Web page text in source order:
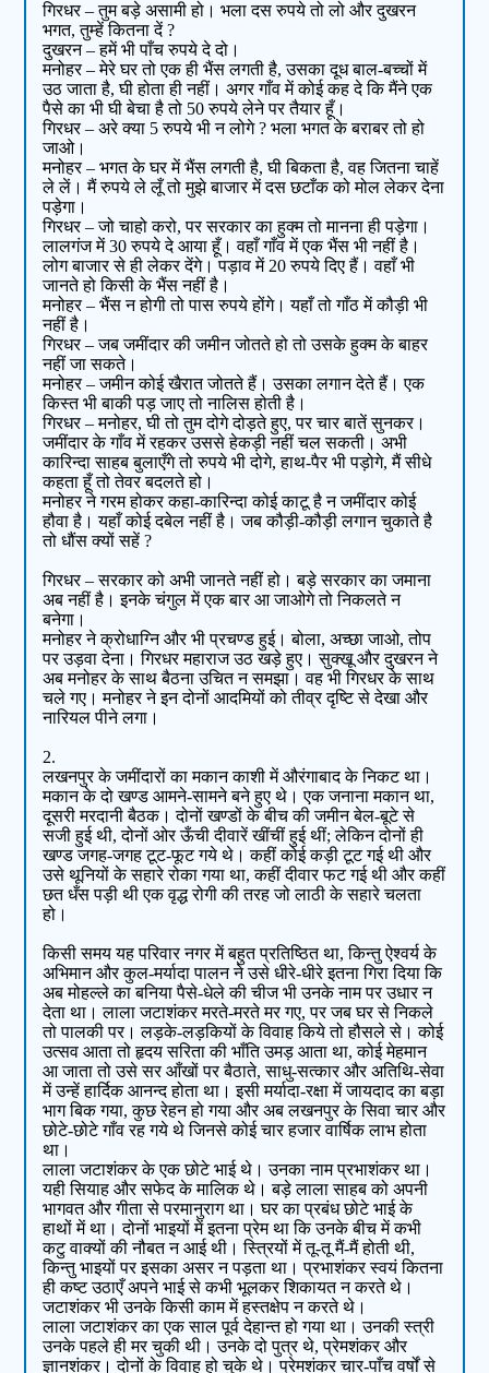
गिरधर – तुम बड़े असामी हो। भला दस रुपये तो लो और दुखरन
भगत, तुम्हें कितना दें ?
दुखरन – हमें भी पाँच रुपये दे दो।
मनोहर – मेरे घर तो एक ही भैंस लगती है, उसका दूध बाल-बच्चों में
उठ जाता है, घी होता ही नहीं। अगर गाँव में कोई कह दे कि मैंने एक
पैसे का भी घी बेचा है तो 50 रुपये लेने पर तैयार हूँ।
गिरधर – अरे क्या 5 रुपये भी न लोगे ? भला भगत के बराबर तो हो
जाओ।
मनोहर – भगत के घर में भैंस लगती है, घी बिकता है, वह जितना चाहें
ले लें। मैं रुपये ले लूँ तो मुझे बाजार में दस छटाँक को मोल लेकर देना
पड़ेगा।
गिरधर – जो चाहो करो, पर सरकार का हुक्म तो मानना ही पड़ेगा।
लालगंज में 30 रुपये दे आया हूँ। वहाँ गाँव में एक भैंस भी नहीं है।
लोग बाजार से ही लेकर देंगे। पड़ाव में 20 रुपये दिए हैं। वहाँ भी
जानते हो किसी के भैंस नहीं है।
मनोहर – भैंस न होगी तो पास रुपये होंगे। यहाँ तो गाँठ में कौड़ी भी
नहीं है।
गिरधर – जब जमींदार की जमीन जोतते हो तो उसके हुक्म के बाहर
नहीं जा सकते।
मनोहर – जमीन कोई खैरात जोतते हैं। उसका लगान देते हैं। एक
किस्त भी बाकी पड़ जाए तो नालिस होती है।
गिरधर – मनोहर, घी तो तुम दोगे दोड़ते हुए, पर चार बातें सुनकर।
जमींदार के गाँव में रहकर उससे हेकड़ी नहीं चल सकती। अभी
कारिन्दा साहब बुलाएँगे तो रुपये भी दोगे, हाथ-पैर भी पड़ोगे, मैं सीधे
कहता हूँ तो तेवर बदलते हो।
मनोहर ने गरम होकर कहा-कारिन्दा कोई काटू है न जमींदार कोई
हौवा है। यहाँ कोई दबेल नहीं है। जब कौड़ी-कौड़ी लगान चुकाते है
तो धौंस क्यों सहें ?
गिरधर – सरकार को अभी जानते नहीं हो। बड़े सरकार का जमाना
अब नहीं है। इनके चंगुल में एक बार आ जाओगे तो निकलते न
बनेगा।
मनोहर ने क्रोधाग्नि और भी प्रचण्ड हुई। बोला, अच्छा जाओ, तोप
पर उड़वा देना। गिरधर महाराज उठ खड़े हुए। सुक्खू और दुखरन ने
अब मनोहर के साथ बैठना उचित न समझा। वह भी गिरधर के साथ
चले गए। मनोहर ने इन दोनों आदमियों को तीव्र दृष्टि से देखा और
नारियल पीने लगा।
2.
लखनपुर के जमींदारों का मकान काशी में औरंगाबाद के निकट था।
मकान के दो खण्ड आमने-सामने बने हुए थे। एक जनाना मकान था,
दूसरी मरदानी बैठक। दोनों खण्डों के बीच की जमीन बेल-बूटे से
सजी हुई थी, दोनों ओर ऊँची दीवारें खींचीं हुई थीं; लेकिन दोनों ही
खण्ड जगह-जगह टूट-फूट गये थे। कहीं कोई कड़ी टूट गई थी और
उसे थूनियों के सहारे रोका गया था, कहीं दीवार फट गई थी और कहीं
छत धँस पड़ी थी एक वृद्ध रोगी की तरह जो लाठी के सहारे चलता
हो।
किसी समय यह परिवार नगर में बहुत प्रतिष्ठित था, किन्तु ऐश्वर्य के
अभिमान और कुल-मर्यादा पालन ने उसे धीरे-धीरे इतना गिरा दिया कि
अब मोहल्ले का बनिया पैसे-धेले की चीज भी उनके नाम पर उधार न
देता था। लाला जटाशंकर मरते-मरते मर गए, पर जब घर से निकले
तो पालकी पर। लड़के-लड़कियों के विवाह किये तो हौसले से। कोई
उत्सव आता तो हृदय सरिता की भाँति उमड़ आता था, कोई मेहमान
आ जाता तो उसे सर आँखों पर बैठाते, साधु-सत्कार और अतिथि-सेवा
में उन्हें हार्दिक आनन्द होता था। इसी मर्यादा-रक्षा में जायदाद का बड़ा
भाग बिक गया, कुछ रेहन हो गया और अब लखनपुर के सिवा चार और
छोटे-छोटे गाँव रह गये थे जिनसे कोई चार हजार वार्षिक लाभ होता
था।
लाला जटाशंकर के एक छोटे भाई थे। उनका नाम प्रभाशंकर था।
यही सियाह और सफेद के मालिक थे। बड़े लाला साहब को अपनी
भागवत और गीता से परमानुराग था। घर का प्रबंध छोटे भाई के
हाथों में था। दोनों भाइयों में इतना प्रेम था कि उनके बीच में कभी
कटु वाक्यों की नौबत न आई थी। स्त्रियों में तू-तू मैं-मैं होती थी,
किन्तु भाइयों पर इसका असर न पड़ता था। प्रभाशंकर स्वयं कितना
ही कष्ट उठाएँ अपने भाई से कभी भूलकर शिकायत न करते थे।
जटाशंकर भी उनके किसी काम में हस्तक्षेप न करते थे।
लाला जटाशंकर का एक साल पूर्व देहान्त हो गया था। उनकी स्त्री
उनके पहले ही मर चुकी थी। उनके दो पुत्र थे, प्रेमशंकर और
ज्ञानशंकर। दोनों के विवाह हो चुके थे। प्रेमशंकर चार-पाँच वर्षों से